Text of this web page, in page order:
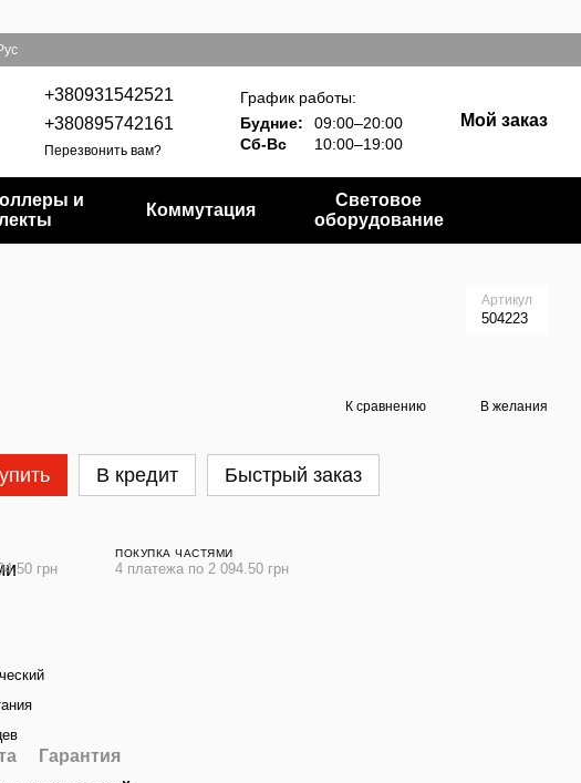
+380931542521
+380895742161
Перезвонить вам?
График работы:
Будние:
09:00–20:00
Сб-Вс
10:00–19:00
Мой заказ
и
Коммутация
Световое
оборудование
Артикул
504223
К сравнению В желания
В кредит Быстрый заказ
грн
ПОКУПКА ЧАСТЯМИ
4 платежа по 2 094.50 грн
Гарантия